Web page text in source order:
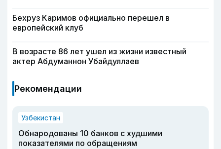
Бехруз Каримов официально перешел в
европейский клуб
В возрасте 86 лет ушел из жизни известный
актер Абдуманнон Убайдуллаев
Рекомендации
Узбекистан
Обнародованы 10 банков с худшими
показателями по обращениям